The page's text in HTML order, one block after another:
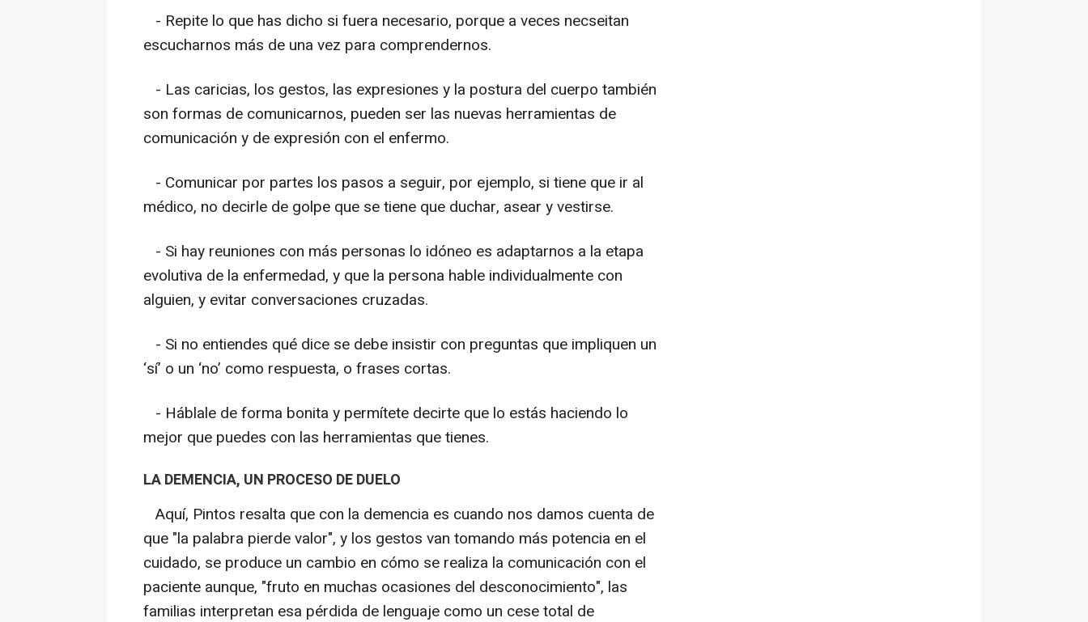
- Repite lo que has dicho si fuera necesario, porque a veces necseitan
escucharnos más de una vez para comprendernos.
- Las caricias, los gestos, las expresiones y la postura del cuerpo también
son formas de comunicarnos, pueden ser las nuevas herramientas de
comunicación y de expresión con el enfermo.
- Comunicar por partes los pasos a seguir, por ejemplo, si tiene que ir al
médico, no decirle de golpe que se tiene que duchar, asear y vestirse.
- Si hay reuniones con más personas lo idóneo es adaptarnos a la etapa
evolutiva de la enfermedad, y que la persona hable individualmente con
alguien, y evitar conversaciones cruzadas.
- Si no entiendes qué dice se debe insistir con preguntas que impliquen un
‘sí’ o un ‘no’ como respuesta, o frases cortas.
- Háblale de forma bonita y permítete decirte que lo estás haciendo lo
mejor que puedes con las herramientas que tienes.
LA DEMENCIA, UN PROCESO DE DUELO
Aquí, Pintos resalta que con la demencia es cuando nos damos cuenta de
que "la palabra pierde valor", y los gestos van tomando más potencia en el
cuidado, se produce un cambio en cómo se realiza la comunicación con el
paciente aunque, "fruto en muchas ocasiones del desconocimiento", las
familias interpretan esa pérdida de lenguaje como un cese total de